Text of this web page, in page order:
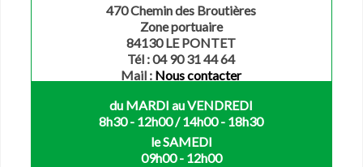
470 Chemin des Broutières
Zone portuaire
84130 LE PONTET
Tél : 04 90 31 44 64
Mail : Nous contacter
du MARDI au VENDREDI
8h30 - 12h00 / 14h00 - 18h30
le SAMEDI
09h00 - 12h00